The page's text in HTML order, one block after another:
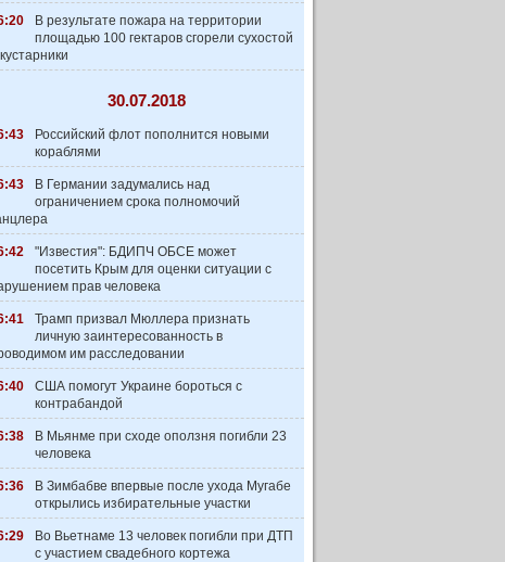
В результате пожара на территории
площадью 100 гектаров сгорели сухостой
30.07.2018
Российский флот пополнится новыми
кораблями
В Германии задумались над
ограничением срока полномочий
"Известия": БДИПЧ ОБСЕ может
посетить Крым для оценки ситуации с
прав человека
Трамп призвал Мюллера признать
личную заинтересованность в
им расследовании
США помогут Украине бороться с
контрабандой
В Мьянме при сходе оползня погибли 23
человека
В Зимбабве впервые после ухода Мугабе
открылись избирательные участки
Во Вьетнаме 13 человек погибли при ДТП
с участием свадебного кортежа